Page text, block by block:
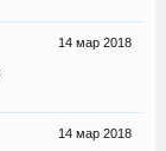
14 мар 2018
14 мар 2018